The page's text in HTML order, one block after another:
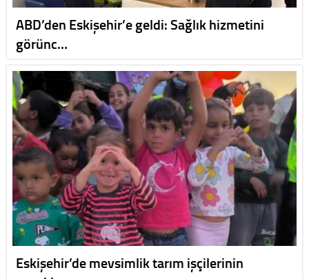
ABD’den Eskişehir’e geldi: Sağlık hizmetini
görünc…
Eskişehir’de mevsimlik tarım işçilerinin